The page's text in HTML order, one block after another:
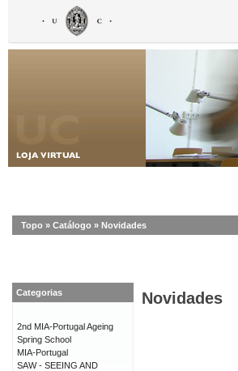
Topo » Catálogo » Novidades
Novidades
Categorias
2nd MIA-Portugal Ageing
Spring School
MIA-Portugal
SAW - SEEING AND